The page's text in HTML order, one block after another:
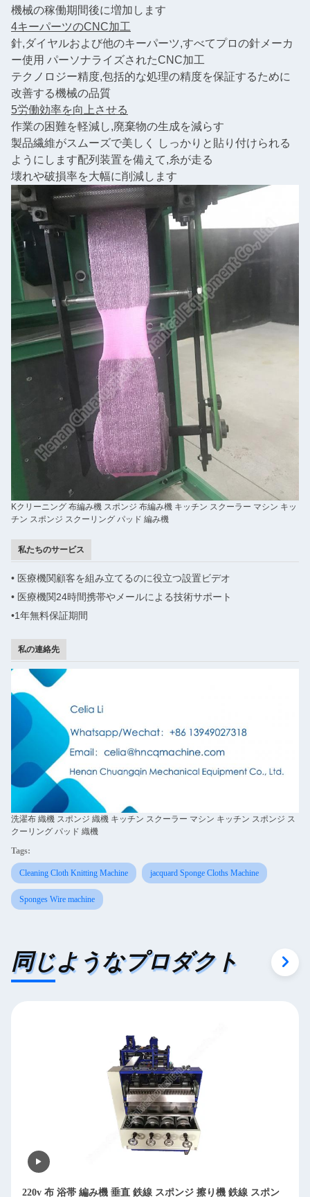
機械の稼働期間後に増加します
4キーパーツのCNC加工
針,ダイヤルおよび他のキーパーツ,すべてプロの針メーカ
ー使用 パーソナライズされたCNC加工
テクノロジー精度,包括的な処理の精度を保証するために
改善する機械の品質
5労働効率を向上させる
作業の困難を軽減し,廃棄物の生成を減らす
製品繊維がスムーズで美しく しっかりと貼り付けられる
ようにします配列装置を備えて,糸が走る
壊れや破損率を大幅に削減します
Kクリーニング 布編み機 スポンジ 布編み機 キッチン スクーラー マシン キッ
チン スポンジ スクーリング パッド 編み機
私たちのサービス
• 医療機関顧客を組み立てるのに役立つ設置ビデオ
• 医療機関24時間携帯やメールによる技術サポート
•1年無料保証期間
私の連絡先
洗濯布 織機 スポンジ 織機 キッチン スクーラー マシン キッチン スポンジ ス
クーリング パッド 織機
Tags:
Cleaning Cloth Knitting Machine jacquard Sponge Cloths Machine
Sponges Wire machine
同じようなプロダクト
ネットスクーラー パッド ニット機 クリーニングキング マシ